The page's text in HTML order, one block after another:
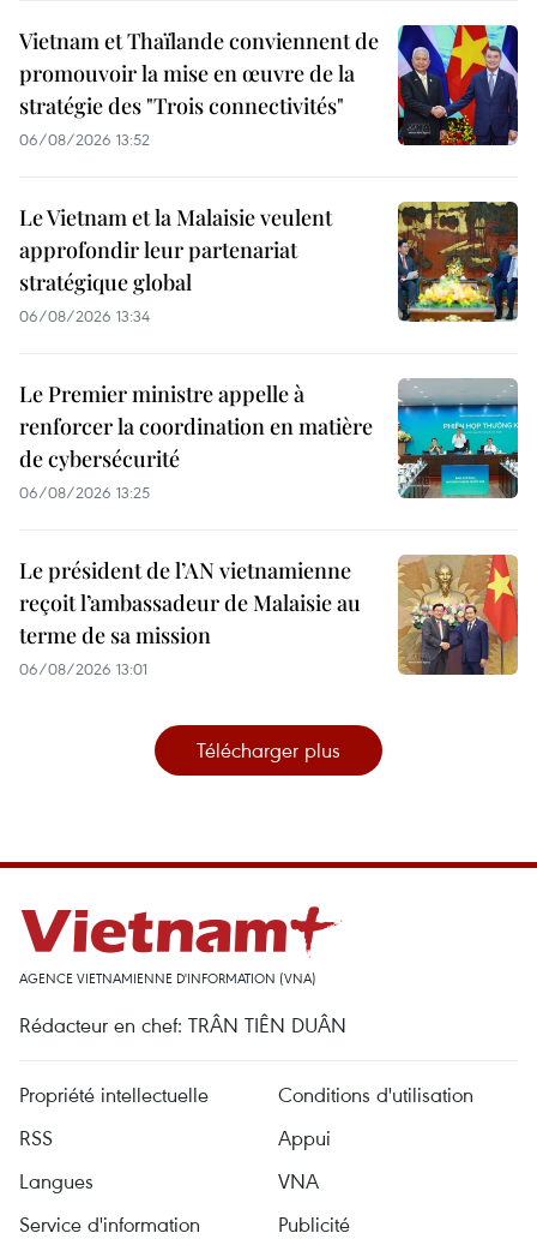
Vietnam et Thaïlande conviennent de
promouvoir la mise en œuvre de la
stratégie des "Trois connectivités"
06/08/2026 13:52
Le Vietnam et la Malaisie veulent
approfondir leur partenariat
stratégique global
06/08/2026 13:34
Le Premier ministre appelle à
renforcer la coordination en matière
de cybersécurité
06/08/2026 13:25
Le président de l’AN vietnamienne
reçoit l’ambassadeur de Malaisie au
terme de sa mission
06/08/2026 13:01
Télécharger plus
AGENCE VIETNAMIENNE D'INFORMATION (VNA)
Rédacteur en chef: TRÂN TIÊN DUÂN
Propriété intellectuelle
Conditions d'utilisation
RSS
Appui
Langues
VNA
Service d'information
Publicité